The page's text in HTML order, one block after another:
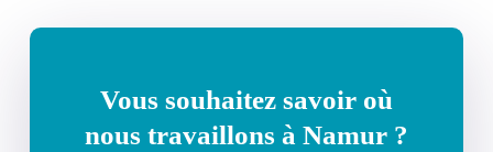
Vous souhaitez savoir où
nous travaillons à Namur ?